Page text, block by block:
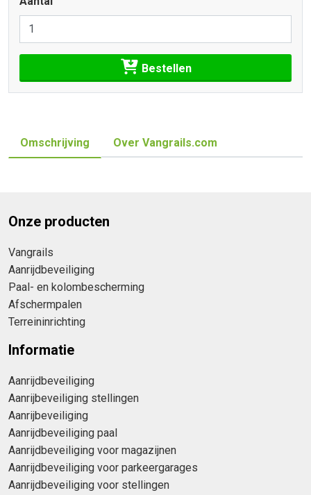
Bestellen
Omschrijving Over Vangrails.com
Onze producten
Vangrails
Aanrijdbeveiliging
Paal- en kolombescherming
Afschermpalen
Terreininrichting
Informatie
Aanrijdbeveiliging
Aanrijbeveiliging stellingen
Aanrijbeveiliging
Aanrijdbeveiliging paal
Aanrijdbeveiliging voor magazijnen
Aanrijdbeveiliging voor parkeergarages
Aanrijdbeveiliging voor stellingen